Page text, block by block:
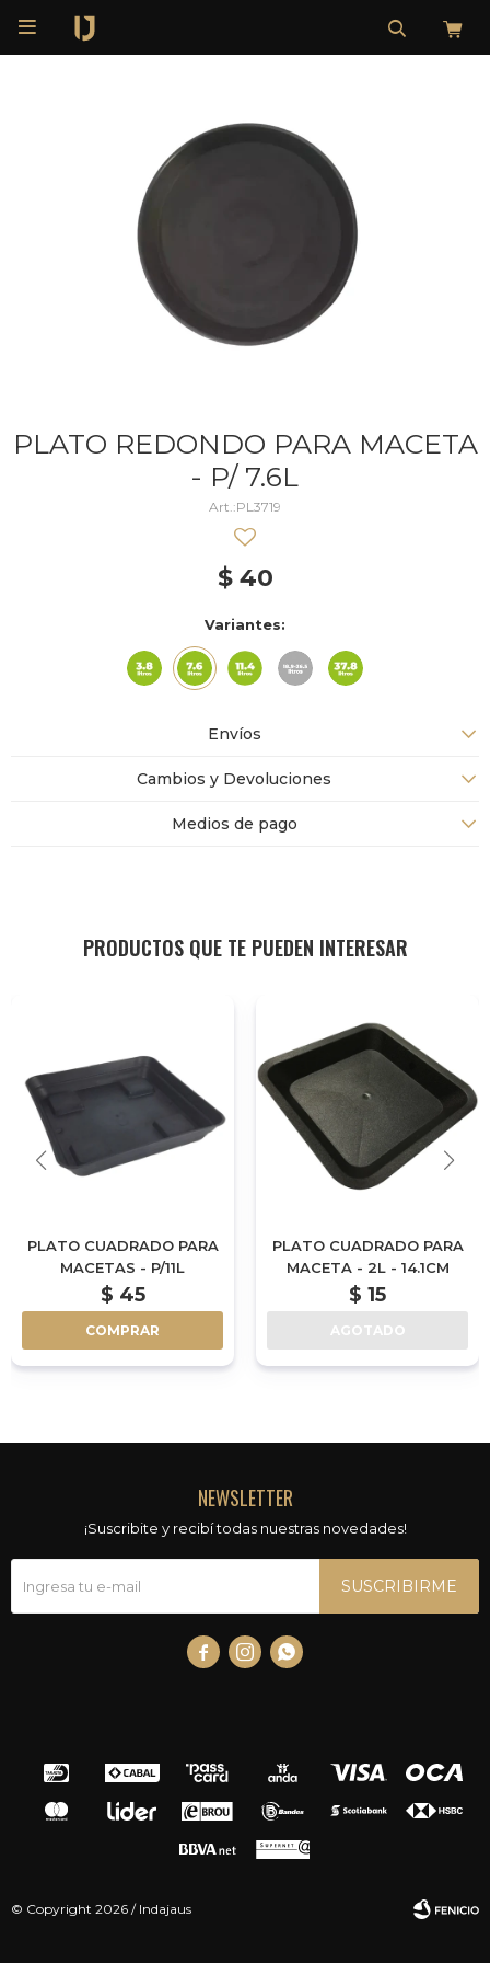

PLATO REDONDO PARA MACETA
- P/ 7.6L
PL3719
$ 40
Variantes:
Envíos
Cambios y Devoluciones
Medios de pago
PRODUCTOS QUE TE PUEDEN INTERESAR
PLATO CUADRADO PARA
MACETAS - P/11L
$ 45
COMPRAR
PLATO CUADRADO PARA
MACETA - 2L - 14.1CM
$ 15
AGOTADO
NEWSLETTER
¡Suscribite y recibí todas nuestras novedades!
SUSCRIBIRME
  
© Copyright 2026 / Indajaus